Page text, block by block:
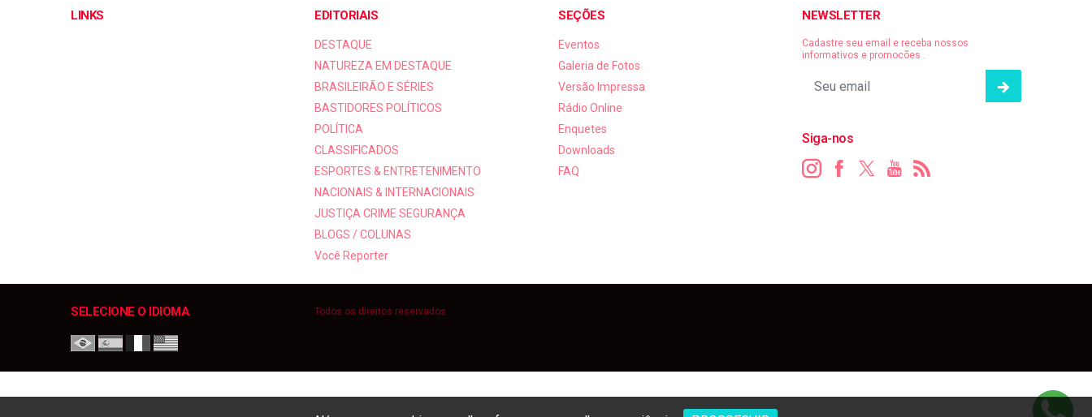
LINKS EDITORIAIS
DESTAQUE
NATUREZA EM DESTAQUE
BRASILEIRÃO E SÉRIES
BASTIDORES POLÍTICOS
POLÍTICA
CLASSIFICADOS
ESPORTES & ENTRETENIMENTO
NACIONAIS & INTERNACIONAIS
JUSTIÇA CRIME SEGURANÇA
BLOGS / COLUNAS
Você Reporter
SEÇÕES
Eventos
Galeria de Fotos
Versão Impressa
Rádio Online
Enquetes
Downloads
FAQ
NEWSLETTER
Cadastre seu email e receba nossos
informativos e promocões .
Siga-nos
SELECIONE O IDIOMA Todos os direitos reservados